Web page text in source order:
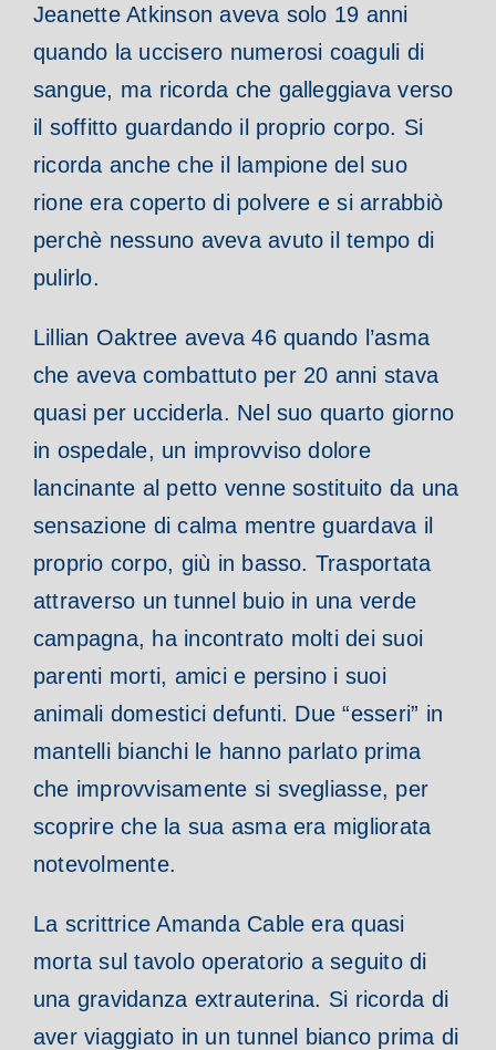
Jeanette Atkinson aveva solo 19 anni
quando la uccisero numerosi coaguli di
sangue, ma ricorda che galleggiava verso
il soffitto guardando il proprio corpo. Si
ricorda anche che il lampione del suo
rione era coperto di polvere e si arrabbiò
perchè nessuno aveva avuto il tempo di
pulirlo.
Lillian Oaktree aveva 46 quando l’asma
che aveva combattuto per 20 anni stava
quasi per ucciderla. Nel suo quarto giorno
in ospedale, un improvviso dolore
lancinante al petto venne sostituito da una
sensazione di calma mentre guardava il
proprio corpo, giù in basso. Trasportata
attraverso un tunnel buio in una verde
campagna, ha incontrato molti dei suoi
parenti morti, amici e persino i suoi
animali domestici defunti. Due “esseri” in
mantelli bianchi le hanno parlato prima
che improvvisamente si svegliasse, per
scoprire che la sua asma era migliorata
notevolmente.
La scrittrice Amanda Cable era quasi
morta sul tavolo operatorio a seguito di
una gravidanza extrauterina. Si ricorda di
aver viaggiato in un tunnel bianco prima di